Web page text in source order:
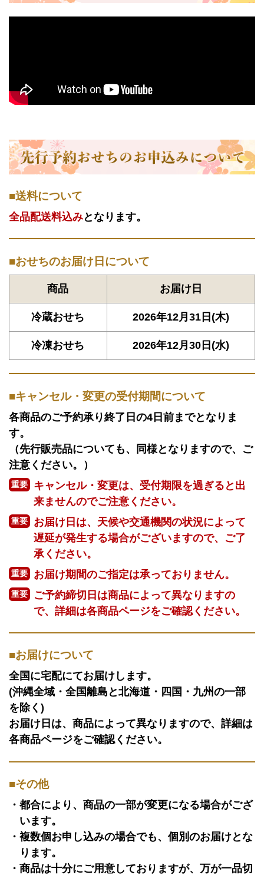
送料について
全品配送料込みとなります。
おせちのお届け日について
商品 お届け日
冷蔵おせち 2026年12月31日(木)
冷凍おせち 2026年12月30日(水)
キャンセル・変更の受付期間について
各商品のご予約承り終了日の4日前までとなりま
す。
（先行販売品についても、同様となりますので、ご
注意ください。）
重要
キャンセル・変更は、受付期限を過ぎると出
来ませんのでご注意ください。
重要
お届け日は、天候や交通機関の状況によって
遅延が発生する場合がございますので、ご了
承ください。
重要 お届け期間のご指定は承っておりません。
重要
ご予約締切日は商品によって異なりますの
で、詳細は各商品ページをご確認ください。
お届けについて
全国に宅配にてお届けします。
(沖縄全域・全国離島と北海道・四国・九州の一部
を除く)
お届け日は、商品によって異なりますので、詳細は
各商品ページをご確認ください。
その他
都合により、商品の一部が変更になる場合がござ
います。
複数個お申し込みの場合でも、個別のお届けとな
ります。
商品は十分にご用意しておりますが、万が一品切